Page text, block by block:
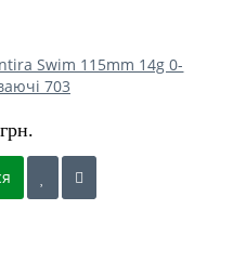
Swim 115mm 14g 0-
703